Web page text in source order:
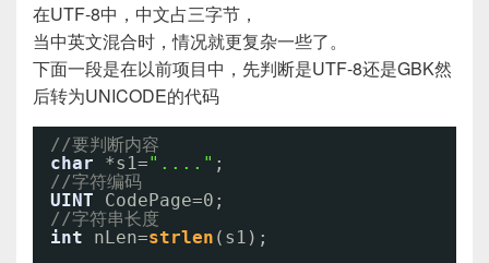
在UTF-8中，中文占三字节，
当中英文混合时，情况就更复杂一些了。
下面一段是在以前项目中，先判断是UTF-8还是GBK然
后转为UNICODE的代码
//要判断内容
char
*s1="...." ;
//字符编码
UINT
CodePage=0;
//字符串长度
int
nLen=strlen (s1);